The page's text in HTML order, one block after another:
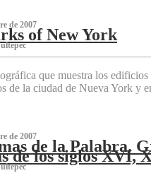
de 2007
of New York
que muestra los edificios
de la ciudad de Nueva York y
de 2007
de la Palabra.
de los siglos